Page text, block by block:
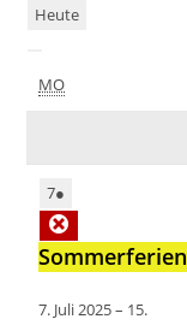
Heute
MO
7●
Sommerferien
7. Juli 2025– 15.